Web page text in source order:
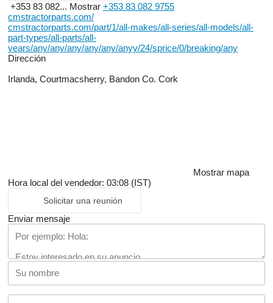
+353 83 082... Mostrar +353 83 082 9755
cmstractorparts.com/
cmstractorparts.com/part/1/all-makes/all-series/all-models/all-
part-types/all-parts/all-
years/any/any/any/any/any/anyy/24/sprice/0/breaking/any
Dirección
Irlanda, Courtmacsherry, Bandon Co. Cork
Mostrar mapa
Hora local del vendedor: 03:08 (IST)
Solicitar una reunión
Enviar mensaje